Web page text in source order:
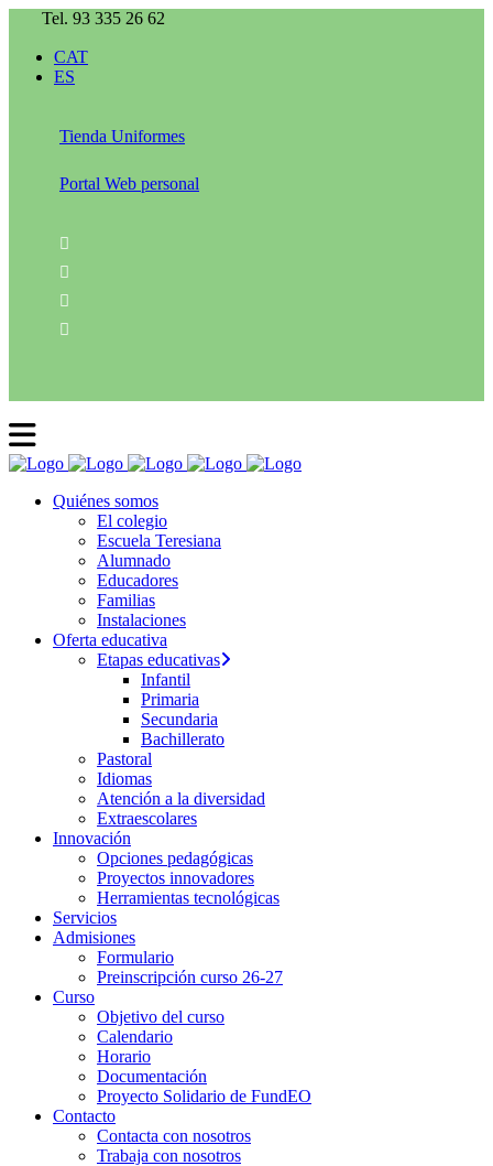
Tel. 93 335 26 62
CAT
ES
Tienda Uniformes
Portal Web personal
Quiénes somos
El colegio
Escuela Teresiana
Alumnado
Educadores
Familias
Instalaciones
Oferta educativa
Etapas educativas
Infantil
Primaria
Secundaria
Bachillerato
Pastoral
Idiomas
Atención a la diversidad
Extraescolares
Innovación
Opciones pedagógicas
Proyectos innovadores
Herramientas tecnológicas
Servicios
Admisiones
Formulario
Preinscripción curso 26-27
Curso
Objetivo del curso
Calendario
Horario
Documentación
Proyecto Solidario de FundEO
Contacto
Contacta con nosotros
Trabaja con nosotros